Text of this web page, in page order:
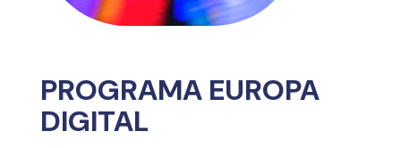
PROGRAMA EUROPA
DIGITAL